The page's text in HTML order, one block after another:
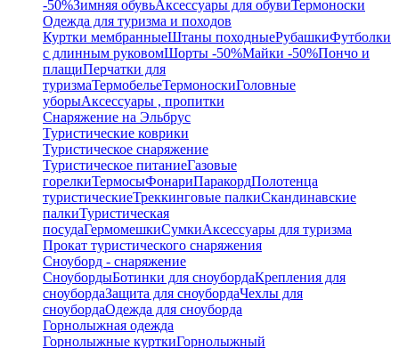
-50%Зимняя обувьАксессуары для обувиТермоноски
Одежда для туризма и походов
Куртки мембранныеШтаны походныеРубашкиФутболки
с длинным руковомШорты -50%Майки -50%Пончо и
плащиПерчатки для
туризмаТермобельеТермоноскиГоловные
уборыАксессуары , пропитки
Снаряжение на Эльбрус
Туристические коврики
Туристическое снаряжение
Туристическое питаниеГазовые
горелкиТермосыФонариПаракордПолотенца
туристическиеТреккинговые палкиСкандинавские
палкиТуристическая
посудаГермомешкиСумкиАксессуары для туризма
Прокат туристического снаряжения
Сноуборд - снаряжение
СноубордыБотинки для сноубордаКрепления для
сноубордаЗащита для сноубордаЧехлы для
сноубордаОдежда для сноуборда
Горнолыжная одежда
Горнолыжные курткиГорнолыжный